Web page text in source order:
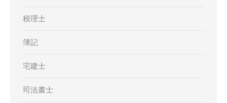
税理士
簿記
宅建士
司法書士